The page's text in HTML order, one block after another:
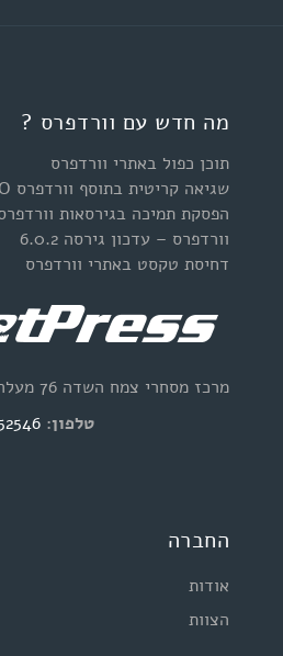
מה חדש עם וורדפרס ?
תוכן כפול באתרי וורדפרס
שגיאה קריטית בתוסף וורדפרס Yoast SEO
הפסקת תמיכה בגירסאות וורדפרס 3.7 –
וורדפרס – עדכון גירסה 6.0.2
דחיסת טקסט באתרי וורדפרס
מרכז מסחרי צמח השדה 76 מעלה אדומים
טלפון:
החברה
אודות
הצוות